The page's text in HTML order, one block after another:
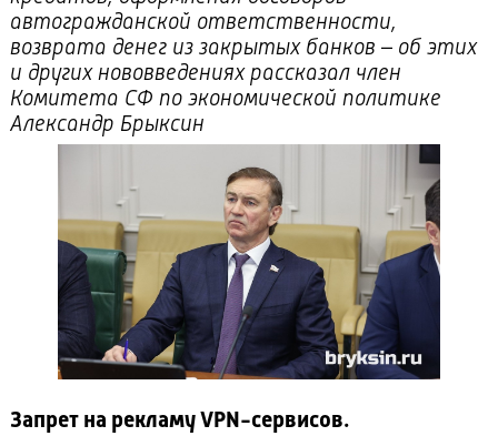
автогражданской ответственности,
возврата денег из закрытых банков – об этих
и других нововведениях рассказал член
Комитета СФ по экономической политике
Александр Брыксин
Запрет на рекламу VPN-сервисов.